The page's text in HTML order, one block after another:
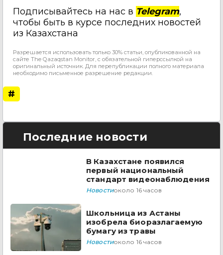
Подписывайтесь на нас в Telegram,
чтобы быть в курсе последних новостей
из Казахстана
Разрешается использовать только 30% статьи, опубликованной на
сайте The Qazaqstan Monitor, с обязательной гиперссылкой на
оригинальный источник. Для перепубликации полного материала
необходимо письменное разрешение редакции.
#
Последние новости
В Казахстане появился
первый национальный
стандарт видеонаблюдения
Новостиоколо 16 часов
Школьница из Астаны
изобрела биоразлагаемую
бумагу из травы
Новостиоколо 16 часов